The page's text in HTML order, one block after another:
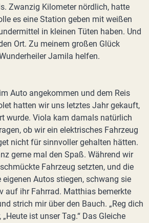
Zwanzig Kilometer nördlich, hatte
es eine Station geben mit weißen
in kleinen Tüten haben. Und
Ort. Zu meinem großen Glück
Jamila helfen.
Auto angekommen und dem Reis
hatten wir uns letztes Jahr gekauft,
wurde. Viola kam damals natürlich
ob wir ein elektrisches Fahrzeug
nicht für sinnvoller gehalten hätten.
gerne mal den Spaß. Während wir
Fahrzeug setzten, und die
eigenen Autos stiegen, schwang sie
auf ihr Fahrrad. Matthias bemerkte
strich mir über den Bauch. „Reg dich
ist unser Tag.“ Das Gleiche